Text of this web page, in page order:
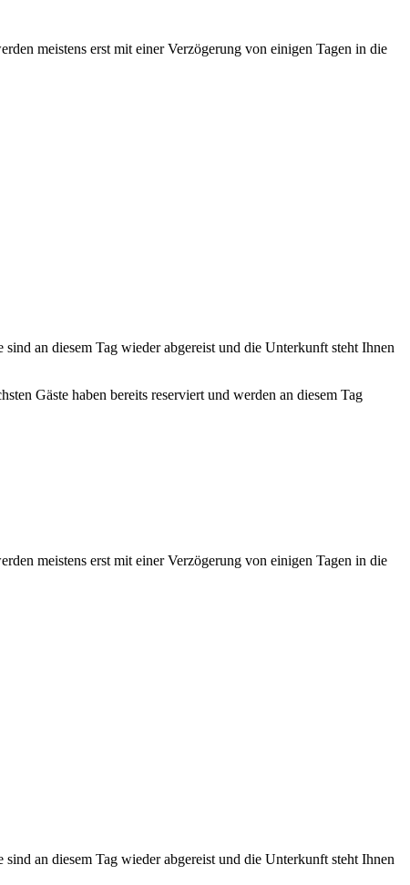
meistens erst mit einer Verzögerung von einigen Tagen in die
an diesem Tag wieder abgereist und die Unterkunft steht Ihnen
Gäste haben bereits reserviert und werden an diesem Tag
meistens erst mit einer Verzögerung von einigen Tagen in die
an diesem Tag wieder abgereist und die Unterkunft steht Ihnen